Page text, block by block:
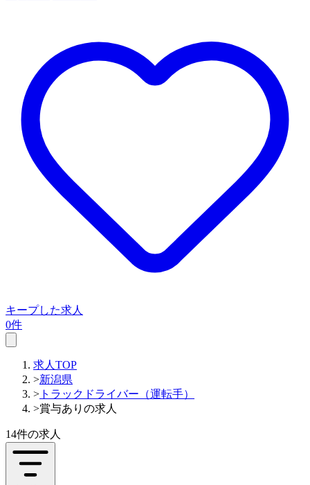
キープした求人
0件
求人TOP
>新潟県
> トラックドライバー（運転手）
>賞与ありの求人
14件の求人